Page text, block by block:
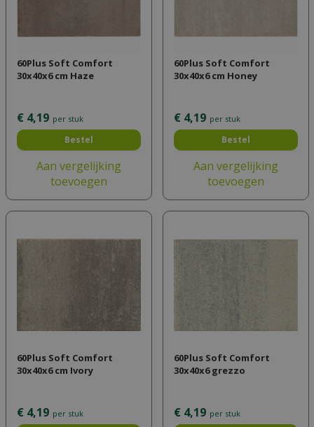
60Plus Soft Comfort
30x40x6 cm Haze
€ 4,19 per stuk
Bestel
Aan vergelijking
toevoegen
60Plus Soft Comfort
30x40x6 cm Honey
€ 4,19 per stuk
Bestel
Aan vergelijking
toevoegen
60Plus Soft Comfort
30x40x6 cm Ivory
€ 4,19 per stuk
60Plus Soft Comfort
30x40x6 grezzo
€ 4,19 per stuk